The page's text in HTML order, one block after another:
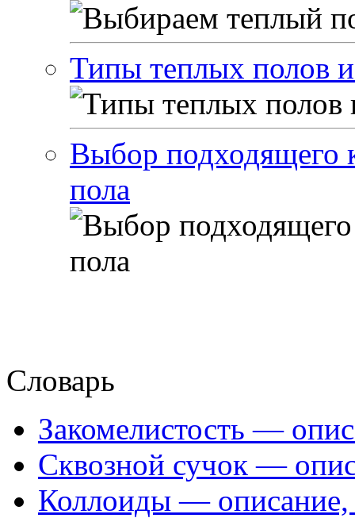
Типы теплых полов
Выбор подходящего
пола
Словарь
Закомелистость —
Сквозной сучок —
Коллоиды — описание,